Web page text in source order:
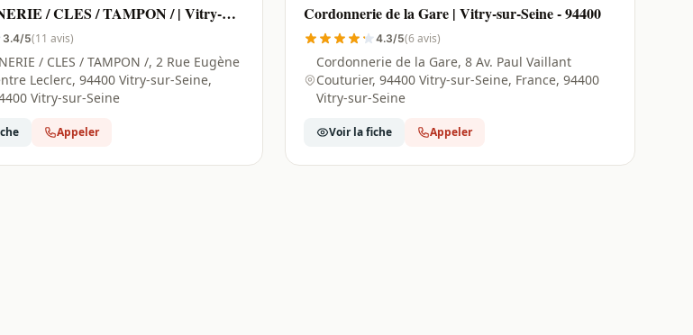
/ CLES / TAMPON / | Vitry-
3.4/5(11 avis)
/ CLES / TAMPON /, 2 Rue Eugène
Leclerc, 94400 Vitry-sur-Seine,
Vitry-sur-Seine
Appeler
Cordonnerie de la Gare | Vitry-sur-Seine - 94400
4.3/5(6 avis)
Cordonnerie de la Gare, 8 Av. Paul Vaillant
Couturier, 94400 Vitry-sur-Seine, France, 94400
Vitry-sur-Seine
Voir la fiche Appeler